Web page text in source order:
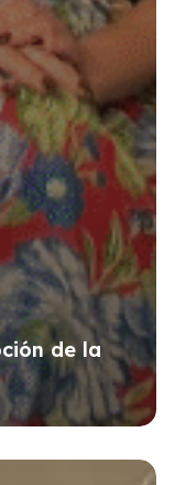
de la